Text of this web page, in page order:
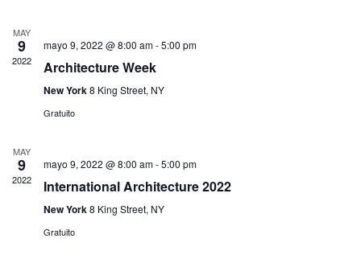
fecha.
MAY
9
2022
mayo 9, 2022 @ 8:00 am-5:00 pm
Architecture Week
New York8 King Street, NY
Gratuito
MAY
9
2022
mayo 9, 2022 @ 8:00 am-5:00 pm
International Architecture 2022
New York8 King Street, NY
Gratuito